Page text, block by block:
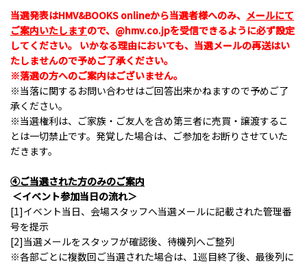
当選発表はHMV&BOOKS onlineから当選者様へのみ、 メールにて
ご案内いたしますので、@hmv.co.jpを受信できるように必ず設定
してください。 いかなる理由においても、当選メールの再送はい
たしませんので予めご了承ください。
※落選の方へのご案内はございません。
※当落に関するお問い合わせはご回答出来かねますので予めご了
承ください。
※当選権利は、ご家族・ご友人を含め第三者に売買・譲渡するこ
とは一切禁止です。発覚した場合は、ご参加をお断りさせていた
だきます。
④ご当選された方のみのご案内
＜イベント参加当日の流れ＞
[1]イベント当日、会場スタッフへ当選メールに記載された管理番
号を提示
[2]当選メールをスタッフが確認後、待機列へご整列
※各部ごとに複数回ご当選された場合は、1巡目終了後、最後列に